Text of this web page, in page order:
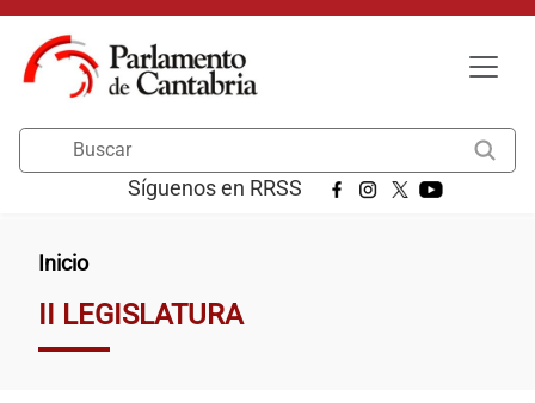
Pasar al contenido principal
Síguenos en RRSS
Ruta de navegación
Inicio
II LEGISLATURA